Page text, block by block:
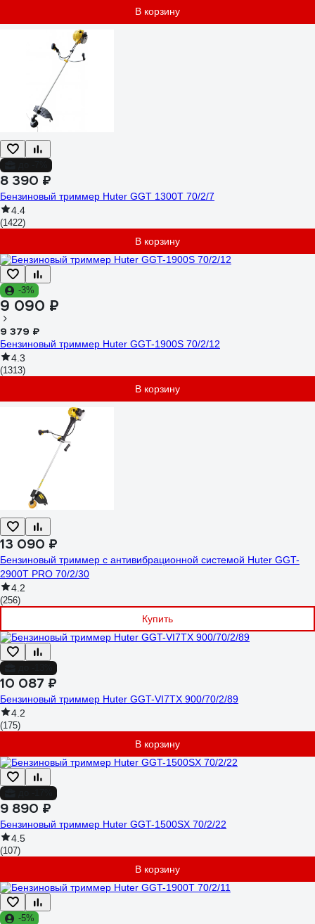
В корзину
8 390 ₽
Бензиновый триммер Huter GGT 1300T 70/2/7
4.4
(1422)
В корзину
-3%
9 090 ₽
9 379 ₽
Бензиновый триммер Huter GGT-1900S 70/2/12
4.3
(1313)
В корзину
13 090 ₽
Бензиновый триммер с антивибрационной системой Huter GGT-
2900T PRO 70/2/30
4.2
(256)
Купить
10 087 ₽
Бензиновый триммер Huter GGT-VI7TX 900/70/2/89
4.2
(175)
В корзину
9 890 ₽
Бензиновый триммер Huter GGT-1500SX 70/2/22
4.5
(107)
В корзину
-5%